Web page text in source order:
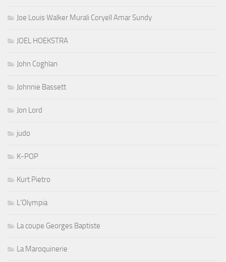
Joe Louis Walker Murali Coryell Amar Sundy
JOEL HOEKSTRA
John Coghlan
Johnnie Bassett
Jon Lord
judo
K-POP
Kurt Pietro
L'Olympia
La coupe Georges Baptiste
La Maroquinerie